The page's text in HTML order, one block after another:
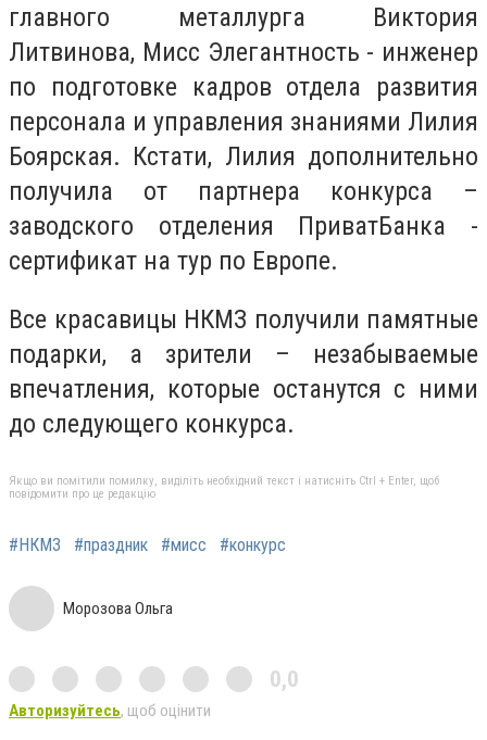
главного металлурга Виктория
Литвинова, Мисс Элегантность - инженер
по подготовке кадров отдела развития
персонала и управления знаниями Лилия
Боярская. Кстати, Лилия дополнительно
получила от партнера конкурса –
заводского отделения ПриватБанка -
сертификат на тур по Европе.
Все красавицы НКМЗ получили памятные
подарки, а зрители – незабываемые
впечатления, которые останутся с ними
до следующего конкурса.
Якщо ви помітили помилку, виділіть необхідний текст і натисніть Ctrl + Enter, щоб
повідомити про це редакцію
#НКМЗ #праздник #мисс #конкурс
Морозова Ольга
0,0
Авторизуйтесь, щоб оцінити